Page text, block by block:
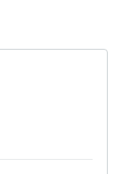
見え方が変
で、他者の
を許すこと